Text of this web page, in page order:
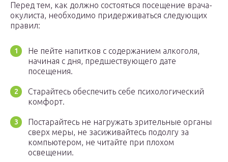
Перед тем, как должно состояться посещение врача-
окулиста, необходимо придерживаться следующих
правил:
Не пейте напитков с содержанием алкоголя,
начиная с дня, предшествующего дате
посещения.
Старайтесь обеспечить себе психологический
комфорт.
Постарайтесь не нагружать зрительные органы
сверх меры, не засиживайтесь подолгу за
компьютером, не читайте при плохом
освещении.